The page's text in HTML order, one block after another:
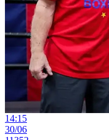
14:15
30/06